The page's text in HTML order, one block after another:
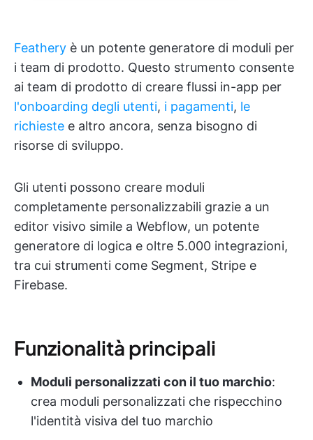
Feathery è un potente generatore di moduli per
i team di prodotto. Questo strumento consente
ai team di prodotto di creare flussi in-app per
l'onboarding degli utenti, i pagamenti, le
richieste e altro ancora, senza bisogno di
risorse di sviluppo.
Gli utenti possono creare moduli
completamente personalizzabili grazie a un
editor visivo simile a Webflow, un potente
generatore di logica e oltre 5.000 integrazioni,
tra cui strumenti come Segment, Stripe e
Firebase.
Funzionalità principali
Moduli personalizzati con il tuo marchio:
crea moduli personalizzati che rispecchino
l'identità visiva del tuo marchio